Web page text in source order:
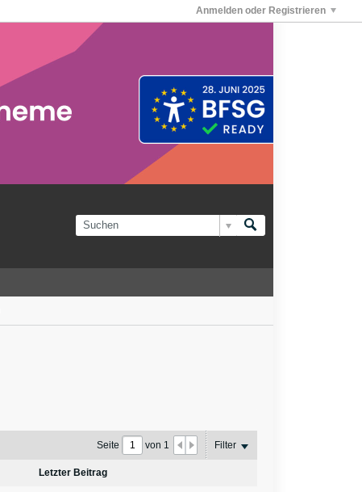
Anmelden oder Registrieren
Seite von 1 Filter
Letzter Beitrag